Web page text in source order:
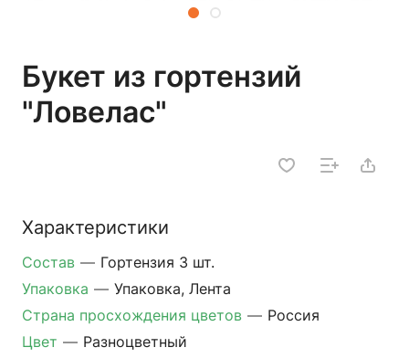
Букет из гортензий
"Ловелас"
Характеристики
Состав — Гортензия 3 шт.
Упаковка — Упаковка, Лента
Страна просхождения цветов — Россия
Цвет — Разноцветный